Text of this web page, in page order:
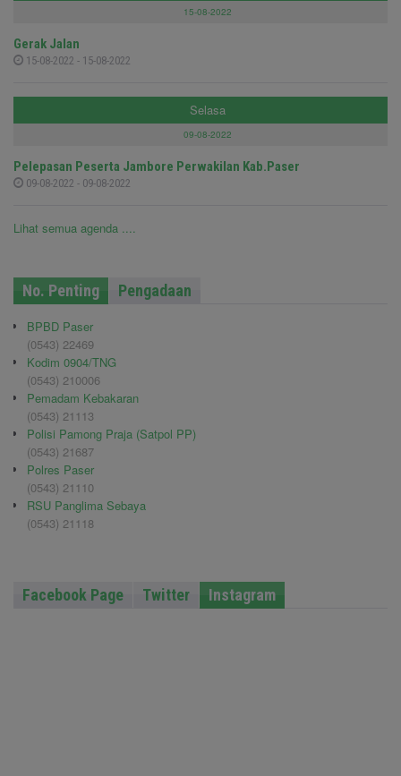
15-08-2022
Gerak Jalan
15-08-2022 - 15-08-2022
Selasa
09-08-2022
Pelepasan Peserta Jambore Perwakilan Kab.Paser
09-08-2022 - 09-08-2022
Lihat semua agenda ....
No. Penting Pengadaan
BPBD Paser
(0543) 22469
Kodim 0904/TNG
(0543) 210006
Pemadam Kebakaran
(0543) 21113
Polisi Pamong Praja (Satpol PP)
(0543) 21687
Polres Paser
(0543) 21110
RSU Panglima Sebaya
(0543) 21118
Facebook Page Twitter Instagram